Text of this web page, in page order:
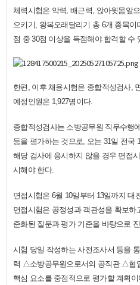
체력시험은 악력, 배근력, 앉아윗몸앞
으키기, 왕복오래달리기 총 6개 종목
점 중 30점 이상을 득점해야 합격할 수
한편, 이후 채용시험은 종합적성검사,
예정인원은 1,927명이다.
종합적성검사는 소방공무원 직무수행
등을 평가하는 것으로, 오는 31일 전국
해당 검사에 응시하지 않을 경우 면접
시해야 한다.
면접시험은 6월 10일부터 13일까지 대
면접시험은 공정성과 객관성을 확보
준화된 질문과 평가 기준을 바탕으로
시험 당일 작성하는 사전조사서 등을
력 △소방공무원으로서의 공직관 △협
핵심 요소를 중점적으로 평가할 계획이